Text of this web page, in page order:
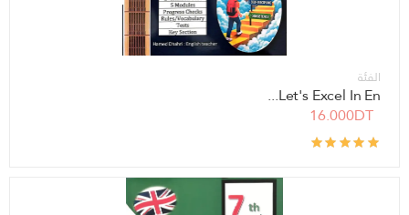
الفئة
Let's Excel In En...
16.000DT